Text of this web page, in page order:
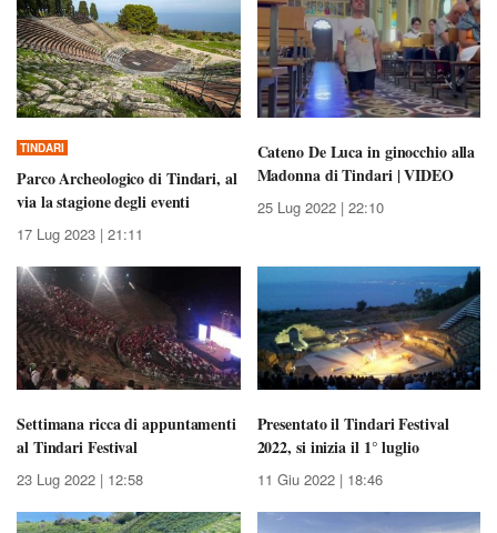
TINDARI
Parco Archeologico di Tindari, al
via la stagione degli eventi
17 Lug 2023 | 21:11
Cateno De Luca in ginocchio alla
Madonna di Tindari | VIDEO
25 Lug 2022 | 22:10
Settimana ricca di appuntamenti
al Tindari Festival
23 Lug 2022 | 12:58
Presentato il Tindari Festival
2022, si inizia il 1° luglio
11 Giu 2022 | 18:46